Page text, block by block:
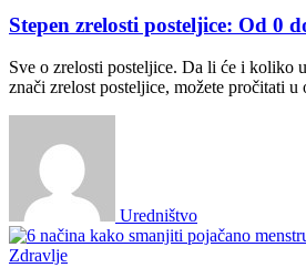
Stepen zrelosti posteljice: Od 0
Sve o zrelosti posteljice. Da li će i koliko
znači zrelost posteljice, možete pročitati u
Uredništvo
Zdravlje